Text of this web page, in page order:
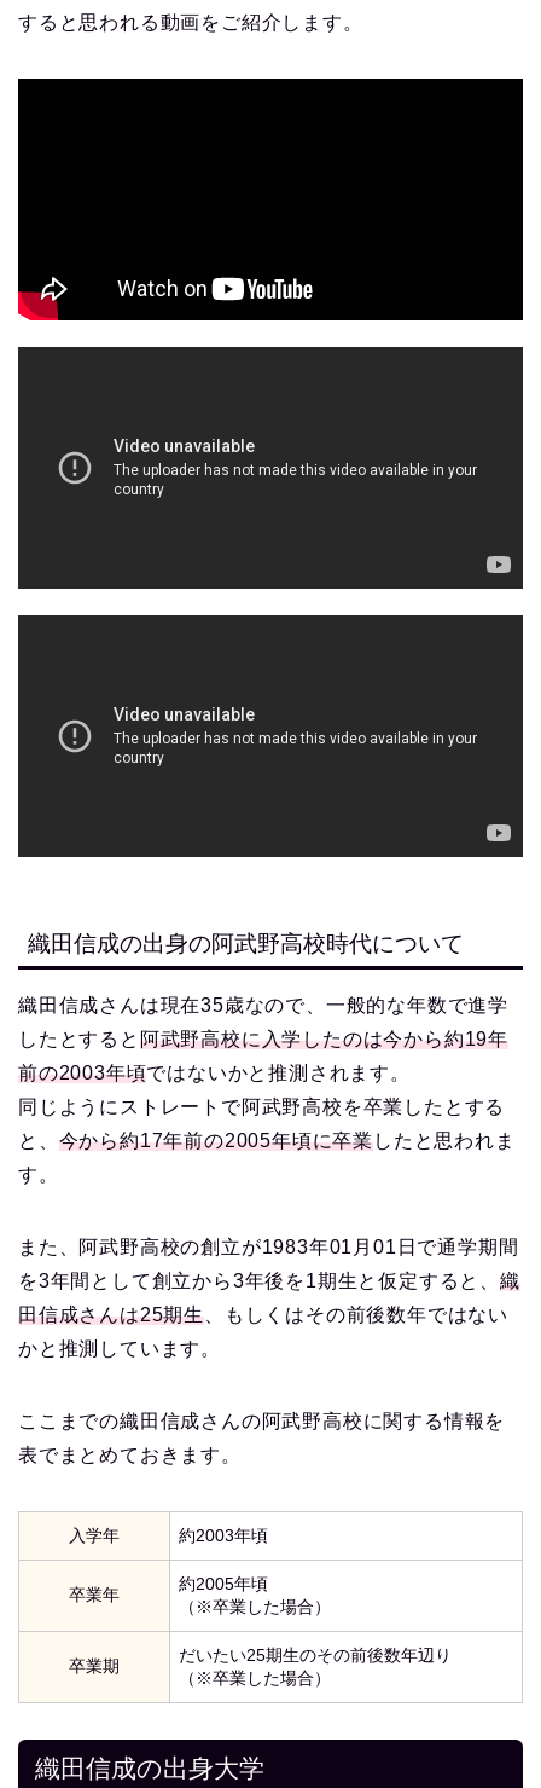
すると思われる動画をご紹介します。
織田信成の出身の阿武野高校時代について
織田信成さんは現在35歳なので、一般的な年数で進学
したとすると 阿武野高校に入学したのは今から約19年
前の2003年頃ではないかと推測されます。
同じようにストレートで阿武野高校を卒業したとする
と、 今から約17年前の2005年頃に卒業したと思われま
す。
また、阿武野高校の創立が1983年01月01日で通学期間
を3年間として創立から3年後を1期生と仮定すると、 織
田信成さんは25期生、もしくはその前後数年ではない
かと推測しています。
ここまでの織田信成さんの阿武野高校に関する情報を
表でまとめておきます。
入学年 約2003年頃
卒業年
約2005年頃
（※卒業した場合）
卒業期
だいたい25期生のその前後数年辺り
（※卒業した場合）
織田信成の出身大学